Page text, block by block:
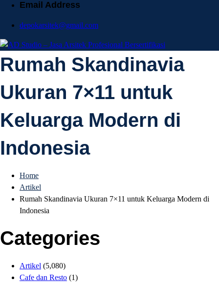
Email Address
depokarsitek@gmail.com
AD Studio – Jasa
Arsitek Profesional
Bersertifikasi
AD Studio – Jasa Arsitek Profesional Bersertifikasi
Rumah Skandinavia
Ukuran 7×11 untuk
Keluarga Modern di
Indonesia
Home
Artikel
Rumah Skandinavia Ukuran 7×11 untuk Keluarga Modern di
Indonesia
Categories
Artikel (5,080)
Cafe dan Resto (1)